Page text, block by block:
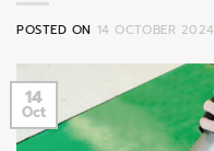
POSTED ON 14 OCTOBER 2024
14
Oct